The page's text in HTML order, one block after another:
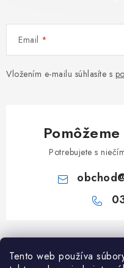
Tento web používa
Email
Vložením e-mailu súhlasíte s
Potrebujete s
obchod
Z
á
Informácie pre vás